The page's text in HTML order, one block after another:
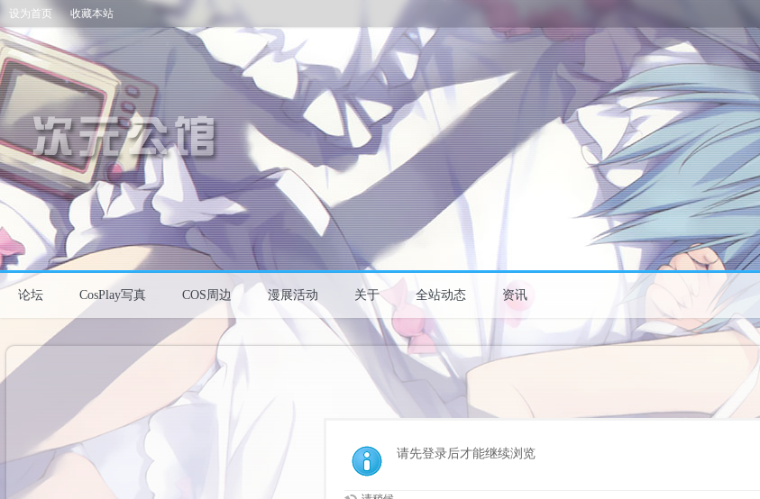
设为首页 收藏本站
论坛 CosPlay写真 COS周边 漫展活动 关于 全站动态 资讯
请先登录后才能继续浏览